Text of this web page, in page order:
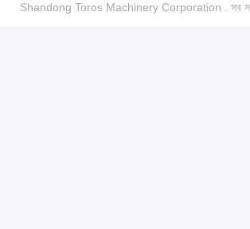
Shandong Toros Machinery Corporation . সব